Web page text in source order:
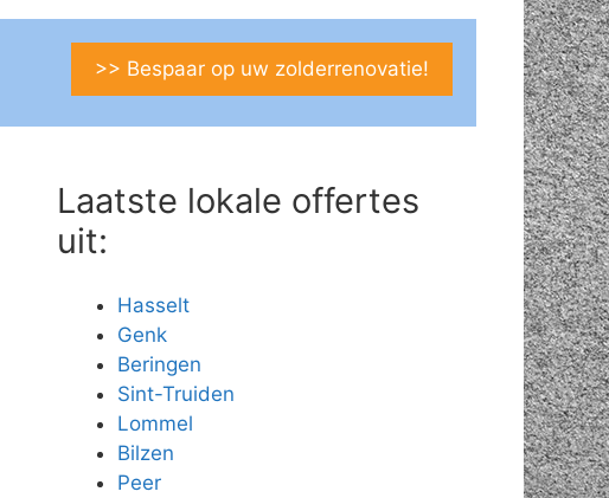
>> Bespaar op uw zolderrenovatie!
Laatste lokale offertes
uit:
Hasselt
Genk
Beringen
Sint-Truiden
Lommel
Bilzen
Peer